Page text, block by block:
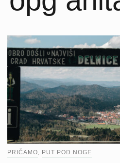
PRIČAMO, PUT POD NOGE